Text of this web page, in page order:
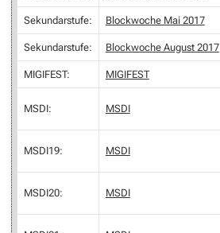
Sekundarstufe: Blockwoche Mai 2017
Sekundarstufe: Blockwoche August 2017
MIGIFEST: MIGIFEST
MSDI: MSDI
MSDI19: MSDI
MSDI20: MSDI